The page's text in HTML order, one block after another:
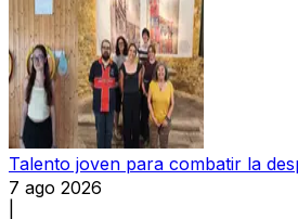
Talento joven para combatir la
7 ago 2026